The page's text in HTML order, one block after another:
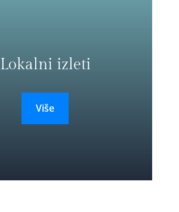
Lokalni izleti
Više